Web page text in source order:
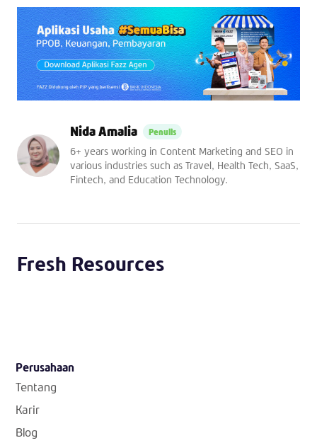
Nida Amalia
6+ years working in Content Marketing and SEO in
various industries such as Travel, Health Tech, SaaS,
Fintech, and Education Technology.
Fresh Resources
Perusahaan
Tentang
Karir
Blog